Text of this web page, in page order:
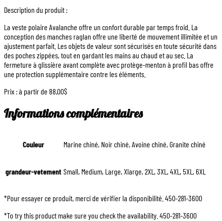
Description du produit :
La veste polaire Avalanche offre un confort durable par temps froid. La
conception des manches raglan offre une liberté de mouvement illimitée et un
ajustement parfait. Les objets de valeur sont sécurisés en toute sécurité dans
des poches zippées, tout en gardant les mains au chaud et au sec. La
fermeture à glissière avant complète avec protège-menton à profil bas offre
une protection supplémentaire contre les éléments.
Prix : à partir de 88,00$
Informations complémentaires
Couleur Marine chiné, Noir chiné, Avoine chiné, Granite chiné
grandeur-vetement Small, Medium, Large, Xlarge, 2XL, 3XL, 4XL, 5XL, 6XL
*Pour essayer ce produit, merci de vérifier la disponibilité. 450-281-3600
*To try this product make sure you check the availability. 450-281-3600